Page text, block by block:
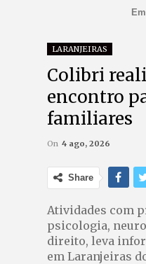
LARANJEIRAS
Colibri
encontro
familiares
On 4 ago, 2026
Share
Atividades com
psicologia,
direito, leva
em Laranjeiras